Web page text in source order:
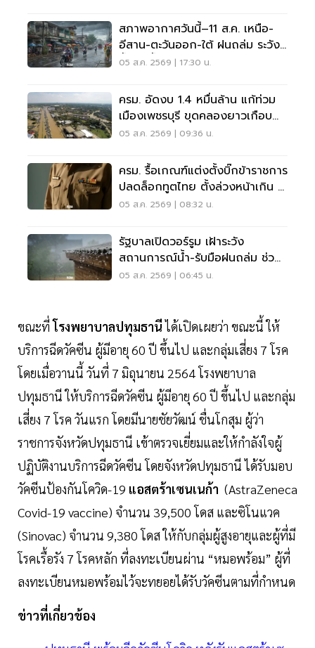
สภาพอากาศวันนี้–11 ส.ค. เหนือ-
อีสาน-ตะวันออก-ใต้ ฝนถล่ม ระวัง
น้ำป่า น้ำท่วมขัง
05 ส.ค. 2569 | 17:30 น.
ครม. อัดงบ 1.4 หมื่นล้าน แก้ท่วม
เมืองเพชรบุรี ขุดคลองยาวเกือบ
40 กม.
05 ส.ค. 2569 | 09:36 น.
ครม. รื้อเกณฑ์แต่งตั้งบิ๊กข้าราชการ
ปลดล็อกทูตไทย ตั้งล่วงหน้าเกิน 2
เดือน
05 ส.ค. 2569 | 08:32 น.
รัฐบาลเปิดวอร์รูม เฝ้าระวัง
สถานการณ์น้ำ-รับมือฝนถล่ม ช่วย
เหลือปชช. 24 ชม.
05 ส.ค. 2569 | 06:45 น.
ขณะที่โรงพยาบาลปทุมธานีได้เปิดเผยว่า ขณะนี้ ให้
บริการฉีดวัคซีน ผู้มีอายุ 60 ปี ขึ้นไป และกลุ่มเสี่ยง 7 โรค
โดยเมื่อวานนี้ วันที่ 7 มิถุนายน 2564 โรงพยาบาล
ปทุมธานี ให้บริการฉีดวัคซีน ผู้มีอายุ 60 ปี ขึ้นไป และกลุ่ม
เสี่ยง 7 โรค วันแรก โดยมีนายชัยวัฒน์ ชื่นโกสุม ผู้ว่า
ราชการจังหวัดปทุมธานี เข้าตรวจเยี่ยมและให้กำลังใจผู้
ปฏิบัติงานบริการฉีดวัคซีน โดยจังหวัดปทุมธานี ได้รับมอบ
วัคซีนป้องกันโควิด-19 แอสตร้าเซนเนก้า (AstraZeneca
Covid-19 vaccine) จำนวน 39,500 โดส และซิโนแวค
(Sinovac) จำนวน 9,380 โดส ให้กับกลุ่มผู้สูงอายุและผู้ที่มี
โรคเรื้อรัง 7 โรคหลัก ที่ลงทะเบียนผ่าน “หมอพร้อม” ผู้ที่
ลงทะเบียนหมอพร้อมไว้จะทยอยได้รับวัคซีนตามที่กำหนด
ข่าวที่เกี่ยวข้อง